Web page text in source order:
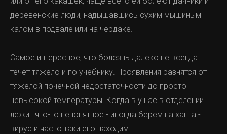
деревенские люди, надышавшись сухим мышиным
калом в подвале или на чердаке.
Самое интересное, что болезнь далеко не всегда
течет тяжело и по учебнику. Проявления разнятся от
тяжелой почечной недостаточности до просто
невысокой температуры. Когда в у нас в отделении
лежит что-то непонятное - иногда берем на ханта -
вирус и часто таки его находим.